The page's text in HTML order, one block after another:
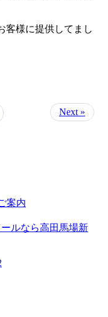
客様に提供してまし
Next »